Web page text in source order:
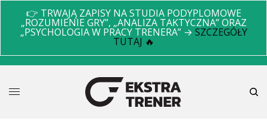
👉 TRWAJĄ ZAPISY NA STUDIA PODYPLOMOWE
„ROZUMIENIE GRY”, „ANALIZA TAKTYCZNA” ORAZ
„PSYCHOLOGIA W PRACY TRENERA” → SZCZEGÓŁY
TUTAJ 🔥